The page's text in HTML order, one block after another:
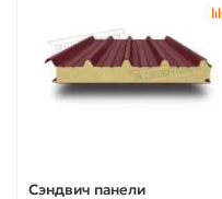
Сэндвич панели